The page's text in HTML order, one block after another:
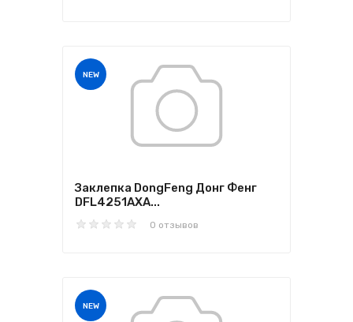
NEW
Заклепка DongFeng Донг Фенг
DFL4251AXA...
0 отзывов
NEW